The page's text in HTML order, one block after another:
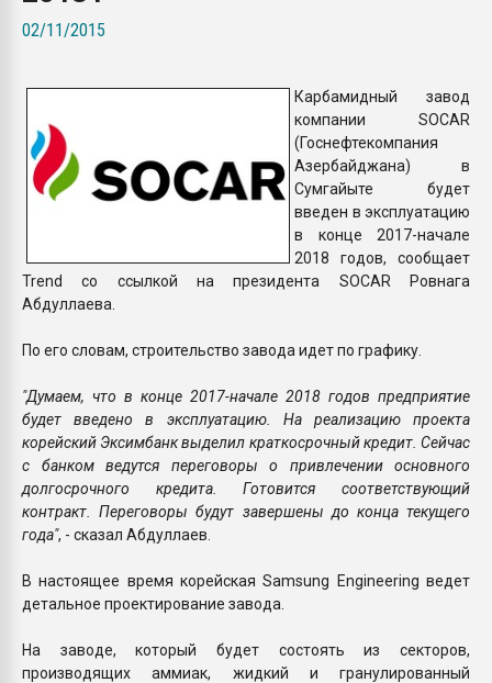
ПЕРЕЙТИ НА
02/11/2015
Карбамидный завод
компании SOCAR
(Госнефтекомпания
Азербайджана) в
Сумгайыте будет
введен в эксплуатацию
в конце 2017-начале
2018 годов, сообщает
Trend со ссылкой на президента SOCAR Ровнага
Абдуллаева.
По его словам, строительство завода идет по графику.
"Думаем, что в конце 2017-начале 2018 годов предприятие
будет введено в эксплуатацию. На реализацию проекта
корейский Эксимбанк выделил краткосрочный кредит. Сейчас
с банком ведутся переговоры о привлечении основного
долгосрочного кредита. Готовится соответствующий
контракт. Переговоры будут завершены до конца текущего
года", - сказал Абдуллаев.
В настоящее время корейская Samsung Engineering ведет
детальное проектирование завода.
На заводе, который будет состоять из секторов,
производящих аммиак, жидкий и гранулированный